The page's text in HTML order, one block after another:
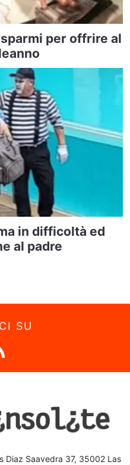
per offrire al
in difficoltà ed
al padre
SU
Diaz Saavedra 37, 35002 Las